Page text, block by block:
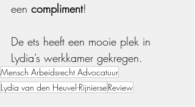
een compliment!
De ets heeft een mooie plek in
Lydia’s werkkamer gekregen.
Mensch Arbeidsrecht Advocatuur
Lydia van den Heuvel-RijnierseReview